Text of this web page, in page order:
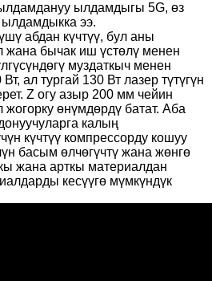
ылдамдыгы 5G, өз
ээ.
абдан күчтүү, бул аны
жана бычак иш үстөлү менен
муздаткыч менен
ал тургай 130 Вт лазер түтүгүн
Z огу азыр 200 мм чейин
жогорку өнүмдөрдү батат. Аба
калың
күчтүү компрессорду кошуу
басым өлчөгүчтү жана жөнгө
жана арткы материалдан
кесүүгө мүмкүндүк